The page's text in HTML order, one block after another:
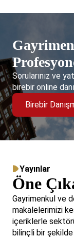
Sorularınız ve
birebir online
Birebir
Yayınlar
Öne
Gayrimenkul ve
makalelerimizi
içeriklerle
bilinçli bir